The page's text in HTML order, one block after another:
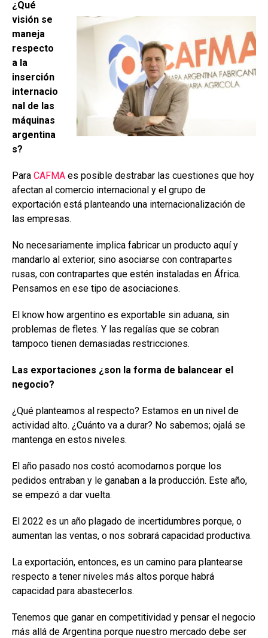
¿Qué
visión se
maneja
respecto
a la
inserción
internacio
nal de las
máquinas
argentina
s?
Para CAFMA es posible destrabar las cuestiones que hoy
afectan al comercio internacional y el grupo de
exportación está planteando una internacionalización de
las empresas.
No necesariamente implica fabricar un producto aquí y
mandarlo al exterior, sino asociarse con contrapartes
rusas, con contrapartes que estén instaladas en África.
Pensamos en ese tipo de asociaciones.
El know how argentino es exportable sin aduana, sin
problemas de fletes. Y las regalías que se cobran
tampoco tienen demasiadas restricciones.
Las exportaciones ¿son la forma de balancear el
negocio?
¿Qué planteamos al respecto? Estamos en un nivel de
actividad alto. ¿Cuánto va a durar? No sabemos; ojalá se
mantenga en estos niveles.
El año pasado nos costó acomodarnos porque los
pedidos entraban y le ganaban a la producción. Este año,
se empezó a dar vuelta.
El 2022 es un año plagado de incertidumbres porque, o
aumentan las ventas, o nos sobrará capacidad productiva.
La exportación, entonces, es un camino para plantearse
respecto a tener niveles más altos porque habrá
capacidad para abastecerlos.
Tenemos que ganar en competitividad y pensar el negocio
más allá de Argentina porque nuestro mercado debe ser